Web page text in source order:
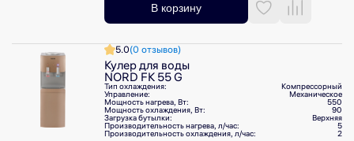
В корзину
5.0(0 отзывов)
Кулер для воды
NORD FK 55 G
Тип охлаждения: Компрессорный
Управление: Механическое
Мощность нагрева, Вт: 550
Мощность охлаждения, Вт: 90
Загрузка бутылки: Верхняя
Производительность нагрева, л/⁠час: 5
Производительность охлаждения, л/⁠час: 2